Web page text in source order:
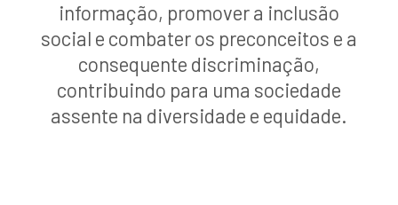
informação, promover a inclusão
social e combater os preconceitos e a
consequente discriminação,
contribuindo para uma sociedade
assente na diversidade e equidade.